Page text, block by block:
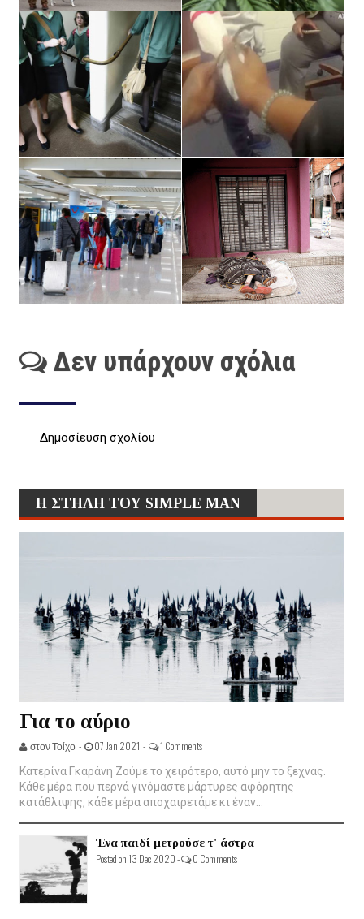
Δεν υπάρχουν σχόλια
Δημοσίευση σχολίου
Η ΣΤΗΛΗ ΤΟΥ SIMPLE MAN
Για το αύριο
στον Τοίχο - 07 Jan 2021 - 1 Comments
Κατερίνα Γκαράνη Ζούμε το χειρότερο, αυτό μην το ξεχνάς.
Κάθε μέρα που περνά γινόμαστε μάρτυρες αφόρητης
κατάθλιψης, κάθε μέρα αποχαιρετάμε κι έναν...
Ένα παιδί μετρούσε τ' άστρα
Posted on 13 Dec 2020 - 0 Comments